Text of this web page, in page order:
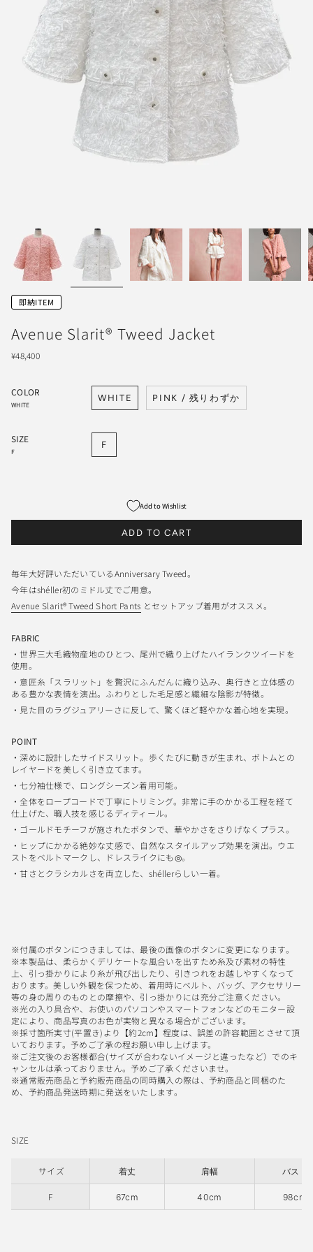
即納ITEM
Avenue Slarit® Tweed Jacket
¥48,400
COLOR
WHITE
WHITE PINK / 残りわずか
SIZE
F
F
Add to Wishlist
ADD TO CART
毎年大好評いただいているAnniversary Tweed。
今年はshéller初のミドル丈でご用意。
Avenue Slarit® Tweed Short Pants とセットアップ着用がオススメ。
FABRIC
・世界三大毛織物産地のひとつ、尾州で織り上げたハイランクツイードを
使用。
・意匠糸「スラリット」を贅沢にふんだんに織り込み、奥行きと立体感の
ある豊かな表情を演出。ふわりとした毛足感と繊細な陰影が特徴。
・見た目のラグジュアリーさに反して、驚くほど軽やかな着心地を実現。
POINT
・深めに設計したサイドスリット。歩くたびに動きが生まれ、ボトムとの
レイヤードを美しく引き立てます。
・七分袖仕様で、ロングシーズン着用可能。
・全体をロープコードで丁寧にトリミング。非常に手のかかる工程を経て
仕上げた、職人技を感じるディティール。
・ゴールドモチーフが施されたボタンで、華やかさをさりげなくプラス。
・ヒップにかかる絶妙な丈感で、自然なスタイルアップ効果を演出。ウエ
ストをベルトマークし、ドレスライクにも◎。
・甘さとクラシカルさを両立した、shéllerらしい一着。
※付属のボタンにつきましては、最後の画像のボタンに変更になります。
※本製品は、柔らかくデリケートな風合いを出すため糸及び素材の特性
上、引っ掛かりにより糸が飛び出したり、引きつれをお越しやすくなって
おります。美しい外観を保つため、着用時にベルト、バッグ、アクセサリー
等の身の周りのものとの摩擦や、引っ掛かりには充分ご注意ください。
※光の入り具合や、お使いのパソコンやスマートフォンなどのモニター設
定により、商品写真のお色が実物と異なる場合がございます。
※採寸箇所実寸(平置き)より【約2cm】程度は、誤差の許容範囲とさせて頂
いております。予めご了承の程お願い申し上げます。
※ご注文後のお客様都合(サイズが合わないイメージと違ったなど）でのキ
ャンセルは承っておりません。予めご了承くださいませ。
※通常販売商品と予約販売商品の同時購入の際は、予約商品と同梱のた
め、予約商品発送時期に発送をいたします。
SIZE
サイズ 着丈 肩幅 バスト
F 67cm 40cm 98cm